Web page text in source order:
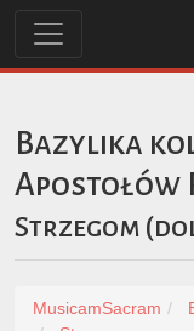
Bazylika
Apostołów
Strzegom (
MusicamSacram